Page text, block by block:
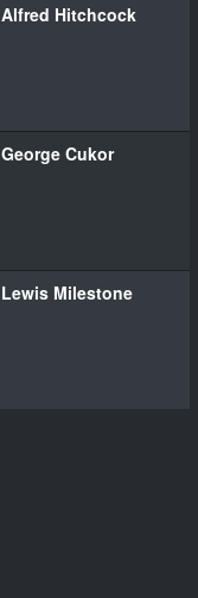
Alfred Hitchcock
George Cukor
Lewis Milestone